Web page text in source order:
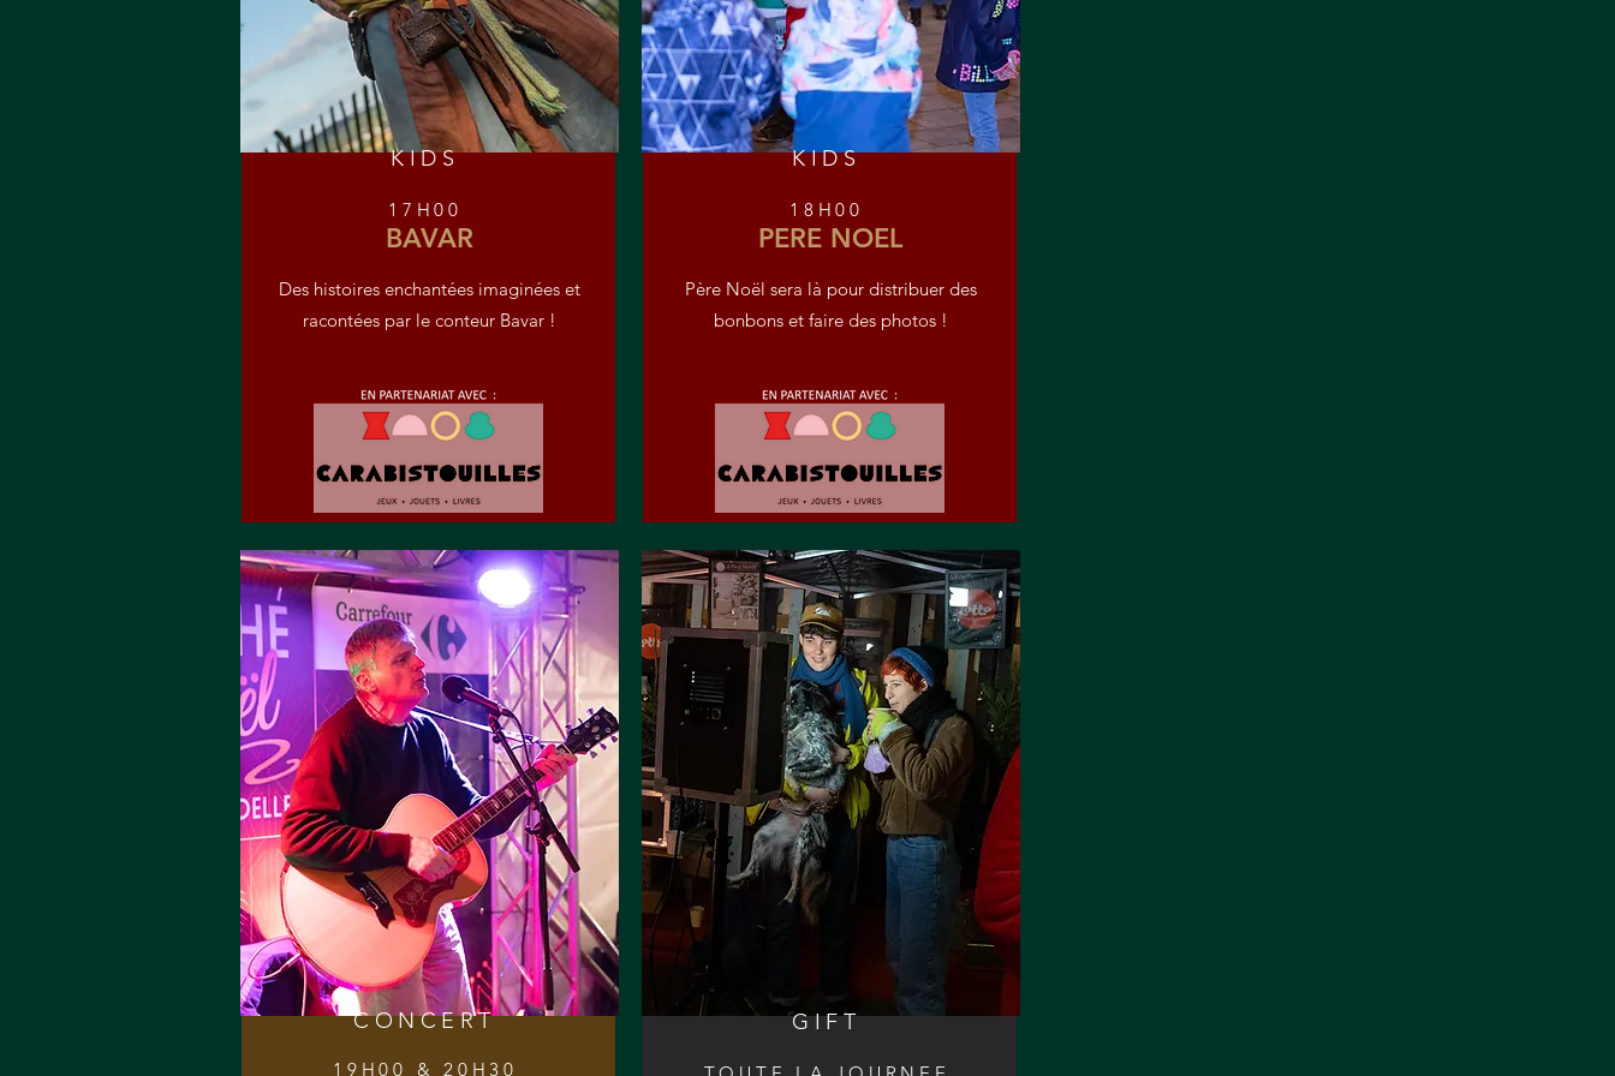
KIDS
BAVAR
17H00
Des histoires enchantées imaginées et
racontées par le conteur Bavar !
CONCERT
19H00 & 20H30
KIDS
PERE NOEL
18H00
Père Noël sera là pour distribuer des
bonbons et faire des photos !
GIFT